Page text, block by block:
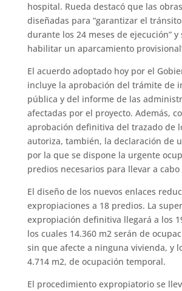
hospital. Rueda destacó que las
diseñadas para “garantizar el
durante los 24 meses de ejecución” y
habilitar un aparcamiento
El acuerdo adoptado hoy por el
incluye la aprobación del trámite de
pública y del informe de las
afectadas por el proyecto. Además,
aprobación definitiva del trazado de
autoriza, también, la declaración de
por la que se dispone la urgente
predios necesarios para llevar a
El diseño de los nuevos enlaces
expropiaciones a 18 predios. La
expropiación definitiva llegará a los
los cuales 14.360 m2 serán de
sin que afecte a ninguna vivienda, y
4.714 m2, de ocupación temporal.
El procedimiento expropiatorio se